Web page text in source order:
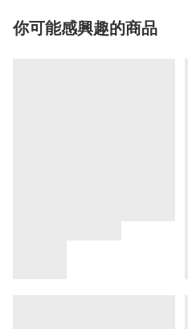
你可能感興趣的商品